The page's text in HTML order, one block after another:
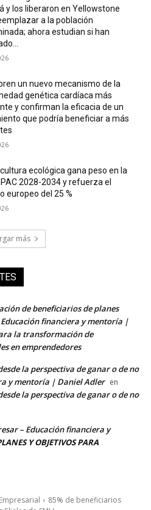
y los liberaron en Yellowstone
a la población
ahora estudian si han
un nuevo mecanismo de la
genética cardíaca más
y confirman la eficacia de un
que podría beneficiar a más
ecológica gana peso en la
2028-2034 y refuerza el
europeo del 25 %
más
de beneficiarios de planes
financiera y mentoría |
la transformación de
en emprendedores
la perspectiva de ganar o de no
y mentoría | Daniel Adler en
la perspectiva de ganar o de no
– Educación financiera y
Y OBJETIVOS PARA